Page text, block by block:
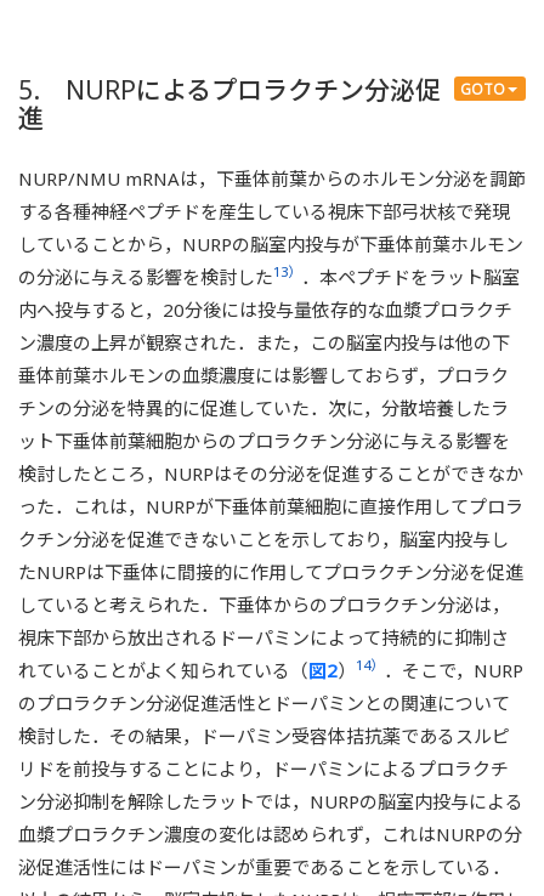
GOTO
5. NURPによるプロラクチン分泌促
進
NURP/NMU mRNAは，下垂体前葉からのホルモン分泌を調節
する各種神経ペプチドを産生している視床下部弓状核で発現
していることから，NURPの脳室内投与が下垂体前葉ホルモン
の分泌に与える影響を検討した13） ．本ペプチドをラット脳室
内へ投与すると，20分後には投与量依存的な血漿プロラクチ
ン濃度の上昇が観察された．また，この脳室内投与は他の下
垂体前葉ホルモンの血漿濃度には影響しておらず，プロラク
チンの分泌を特異的に促進していた．次に，分散培養したラ
ット下垂体前葉細胞からのプロラクチン分泌に与える影響を
検討したところ，NURPはその分泌を促進することができなか
った．これは，NURPが下垂体前葉細胞に直接作用してプロラ
クチン分泌を促進できないことを示しており，脳室内投与し
たNURPは下垂体に間接的に作用してプロラクチン分泌を促進
していると考えられた．下垂体からのプロラクチン分泌は，
視床下部から放出されるドーパミンによって持続的に抑制さ
れていることがよく知られている（図2） 14） ．そこで，NURP
のプロラクチン分泌促進活性とドーパミンとの関連について
検討した．その結果，ドーパミン受容体拮抗薬であるスルピ
リドを前投与することにより，ドーパミンによるプロラクチ
ン分泌抑制を解除したラットでは，NURPの脳室内投与による
血漿プロラクチン濃度の変化は認められず，これはNURPの分
泌促進活性にはドーパミンが重要であることを示している．